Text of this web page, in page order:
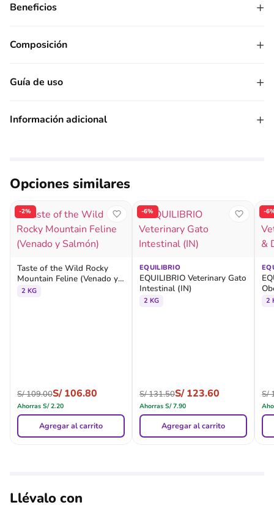
Beneficios +
Composición +
Guía de uso +
Información adicional +
Opciones similares
-2%
Taste of the Wild Rocky
Mountain Feline (Venado y
Salmón)
2 KG
S/109.00S/106.80
Ahorras S/2.20
Agregar al carrito
-6%
EQUILIBRIO
EQUILIBRIO Veterinary Gato
Intestinal (IN)
2 KG
S/131.50S/123.60
Ahorras S/7.90
Agregar al carrito
-
2
S/
Llévalo con